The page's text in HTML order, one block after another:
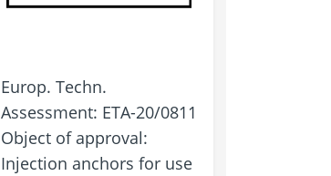
Europ. Techn.
Assessment: ETA-20/0811
Object of approval:
Injection anchors for use